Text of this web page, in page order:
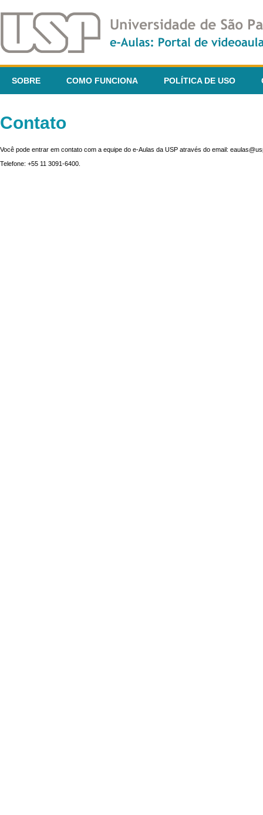
SOBRE COMO FUNCIONA POLÍTICA DE USO
Contato
Você pode entrar em contato com a equipe do e-Aulas da USP através do email:
Telefone: +55 11 3091-6400.